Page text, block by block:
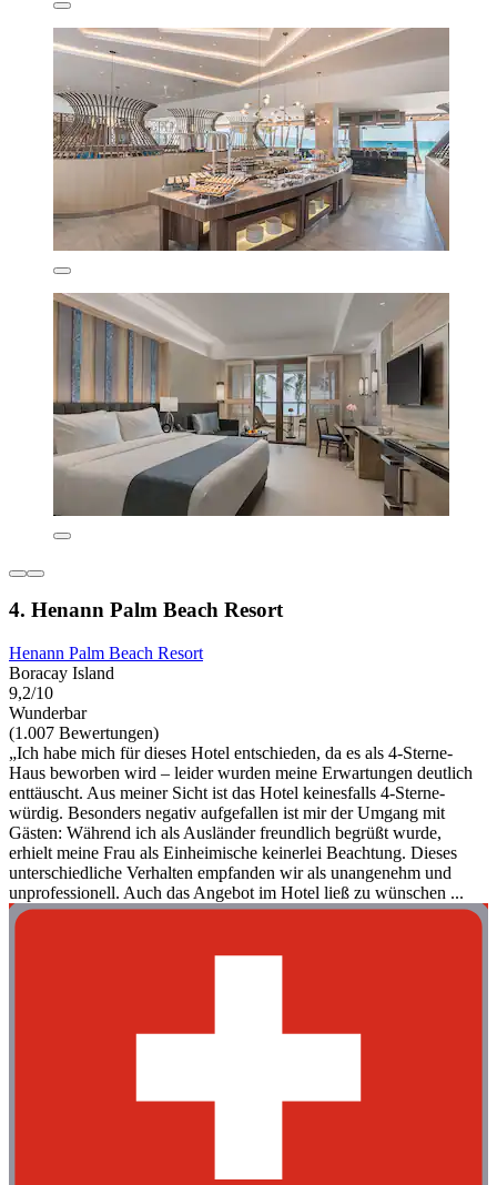
4. Henann Palm Beach Resort
Henann Palm Beach Resort
Boracay Island
9,2/10
Wunderbar
(1.007 Bewertungen)
„Ich habe mich für dieses Hotel entschieden, da es als 4-Sterne-
Haus beworben wird – leider wurden meine Erwartungen deutlich
enttäuscht. Aus meiner Sicht ist das Hotel keinesfalls 4-Sterne-
würdig. Besonders negativ aufgefallen ist mir der Umgang mit
Gästen: Während ich als Ausländer freundlich begrüßt wurde,
erhielt meine Frau als Einheimische keinerlei Beachtung. Dieses
unterschiedliche Verhalten empfanden wir als unangenehm und
unprofessionell. Auch das Angebot im Hotel ließ zu wünschen ...